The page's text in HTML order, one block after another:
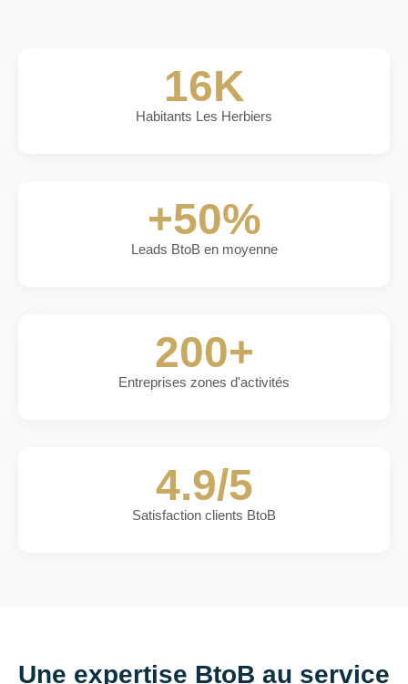
16K
Habitants Les Herbiers
+50%
Leads BtoB en moyenne
200+
Entreprises zones d'activités
4.9/5
Satisfaction clients BtoB
Une expertise BtoB au service